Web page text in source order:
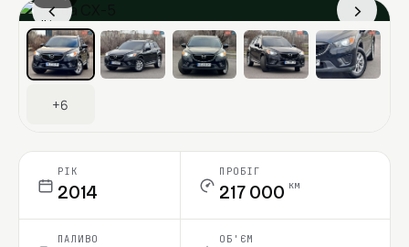
‹ ›
Ціна в місяць
+6
РІК
2014
ПРОБІГ
217 000 км
ПАЛИВО ОБ'ЄМ